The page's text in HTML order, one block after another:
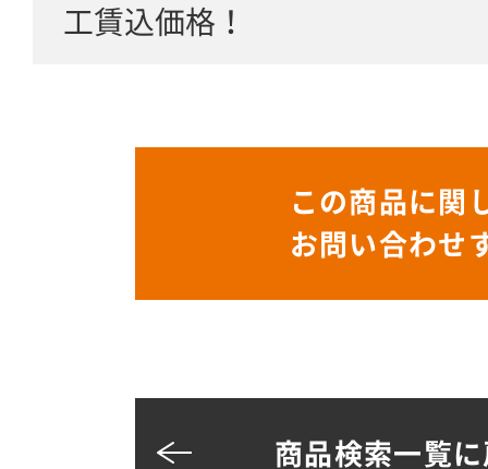
工賃込価格！
この商品に関
お問い合わせ
商品検索一覧